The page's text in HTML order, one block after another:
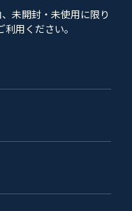
未開封・未使用に限り
用ください。